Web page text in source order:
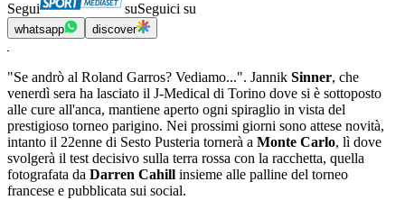
Segui suSeguici su
whatsapp discover
"Se andrò al Roland Garros? Vediamo...". Jannik Sinner, che
venerdì sera ha lasciato il J-Medical di Torino dove si è sottoposto
alle cure all'anca, mantiene aperto ogni spiraglio in vista del
prestigioso torneo parigino. Nei prossimi giorni sono attese novità,
intanto il 22enne di Sesto Pusteria tornerà a Monte Carlo, lì dove
svolgerà il test decisivo sulla terra rossa con la racchetta, quella
fotografata da Darren Cahill insieme alle palline del torneo
francese e pubblicata sui social.